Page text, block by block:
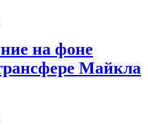
на фоне
Майкла